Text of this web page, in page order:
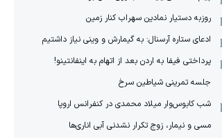
روزبه دستیار نمادین سهراب کنار زمین
ادعای ستاره آرسنال: به گیمارش و وینی نیاز داشتیم
پرداختی فیفا به اردن بعد از اتهام به اینفانتینو!
جلسه تمرینی شیاطین سرخ
شب کابوس‌وار میلاد محمدی در کنفرانس اروپا
مسی و نیمار، زوج تکرار نشدنی آبی اناری‌ها